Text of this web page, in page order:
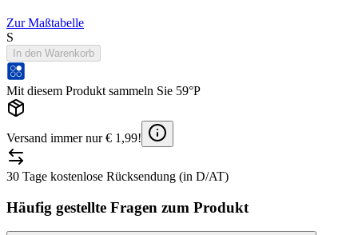
Zur Maßtabelle
S
In den Warenkorb
Mit diesem Produkt sammeln Sie 59°P
Versand immer nur € 1,99!
30 Tage kostenlose Rücksendung (in D/AT)
Häufig gestellte Fragen zum Produkt